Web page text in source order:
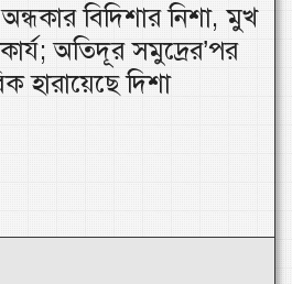
বিদিশার নিশা, মুখ
অতিদূর সমুদ্রের’পর
হারায়েছে দিশা